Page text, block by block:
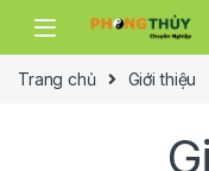
Trang chủ Giới thiệu